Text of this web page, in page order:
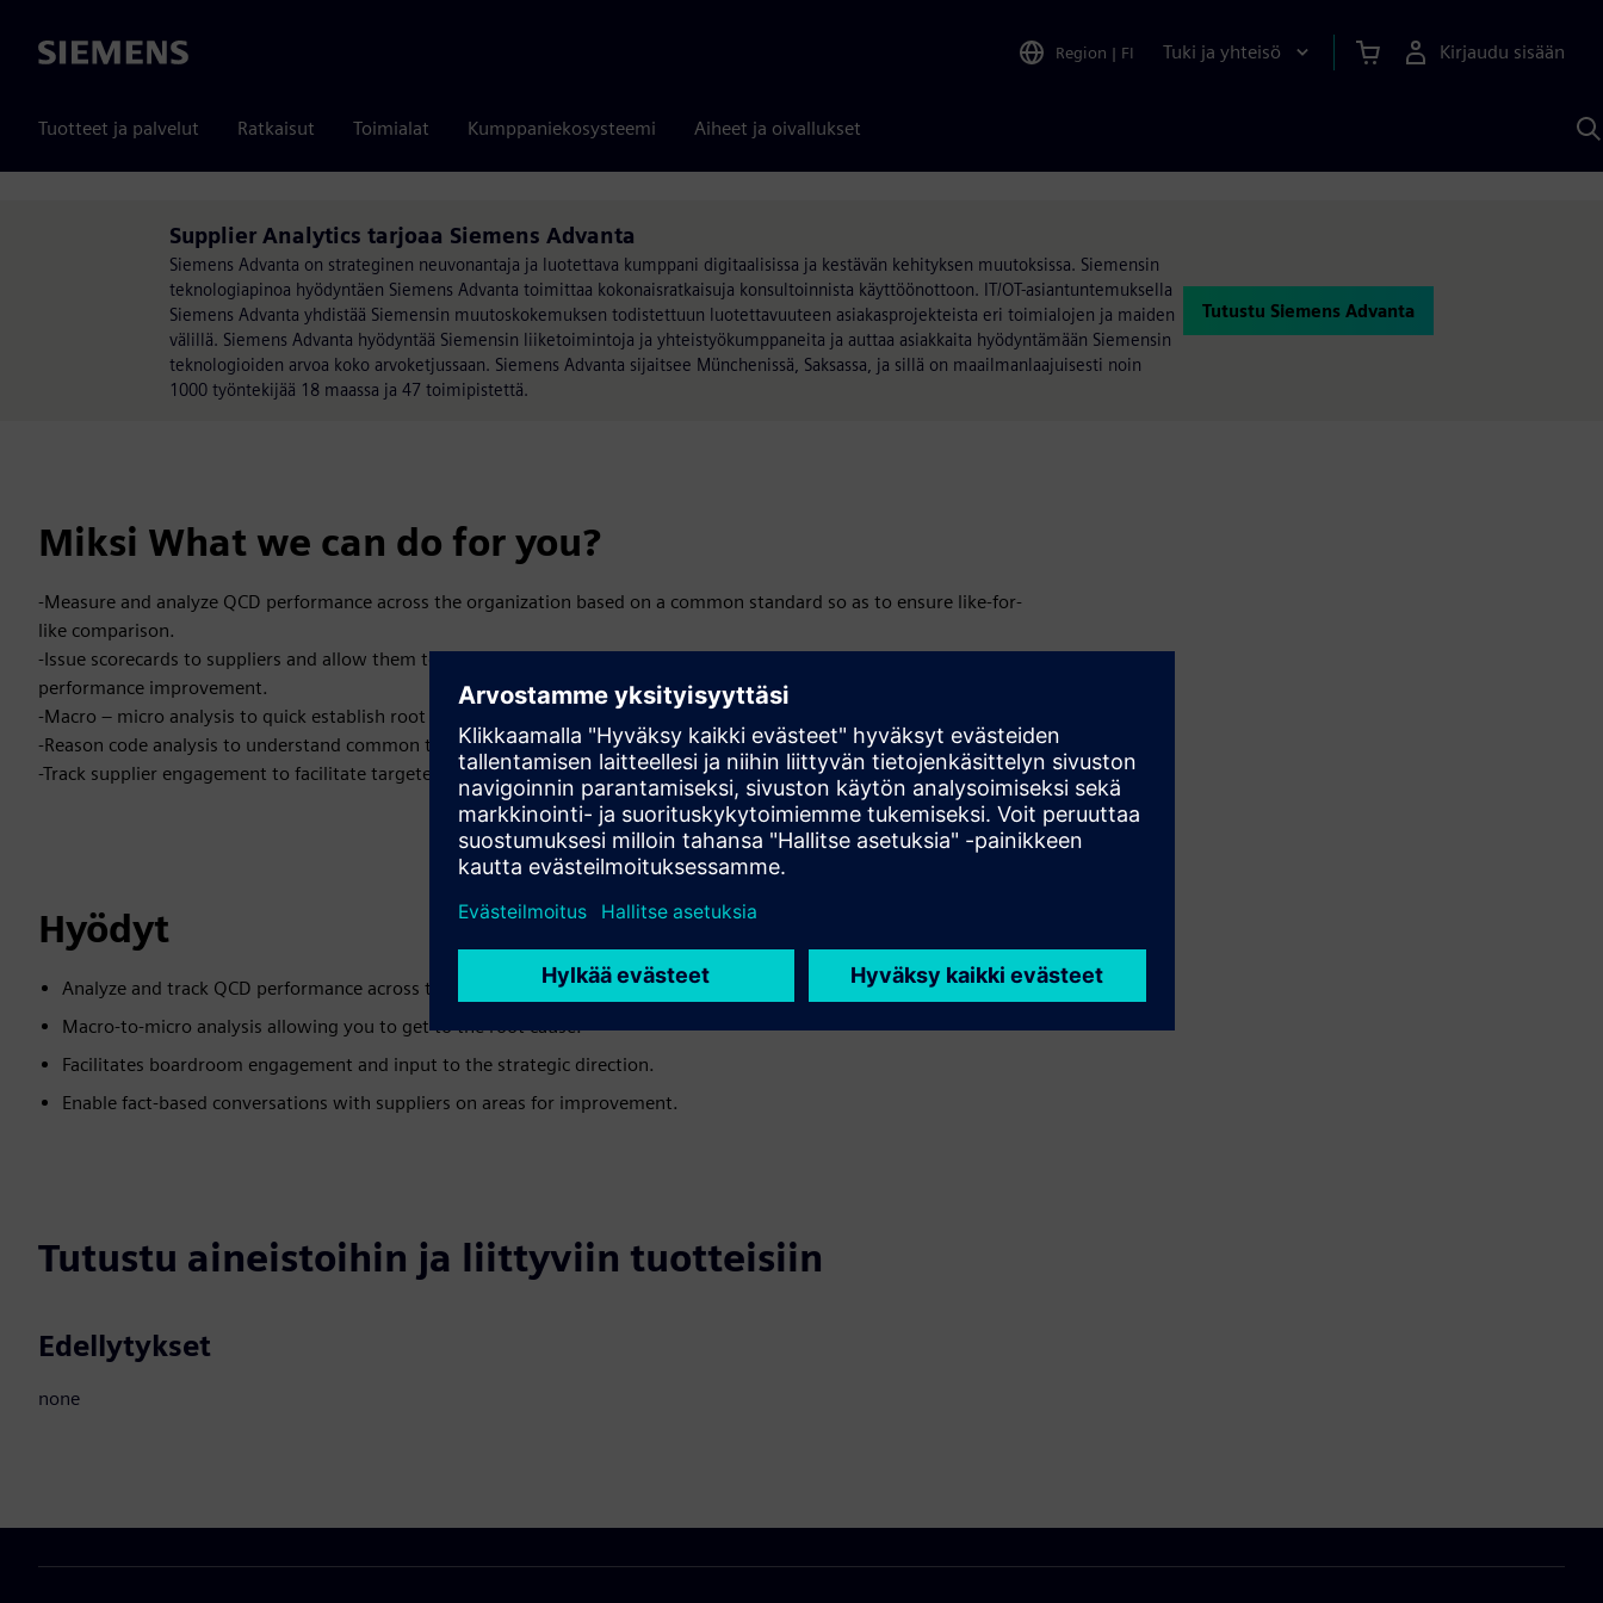
Siemens Region | FI Tuki ja yhteisö Kirjaudu sisään
Tuotteet ja palvelut Ratkaisut Toimialat Kumppaniekosysteemi Aiheet ja oivallukset
Supplier Analytics tarjoaa Siemens Advanta
Siemens Advanta on strateginen neuvonantaja ja luotettava kumppani digitaalisissa ja kestävän kehityksen muutoksissa. Siemensin
teknologiapinoa hyödyntäen Siemens Advanta toimittaa kokonaisratkaisuja konsultoinnista käyttöönottoon. IT/OT-asiantuntemuksella
Siemens Advanta yhdistää Siemensin muutoskokemuksen todistettuun luotettavuuteen asiakasprojekteista eri toimialojen ja maiden
välillä. Siemens Advanta hyödyntää Siemensin liiketoimintoja ja yhteistyökumppaneita ja auttaa asiakkaita hyödyntämään Siemensin
teknologioiden arvoa koko arvoketjussaan. Siemens Advanta sijaitsee Münchenissä, Saksassa, ja sillä on maailmanlaajuisesti noin
1000 työntekijää 18 maassa ja 47 toimipistettä.
Tutustu Siemens Advanta
Miksi What we can do for you?
-Measure and analyze QCD performance across the organization based on a common standard so as to ensure like-for-
like comparison.
-Issue scorecards to suppliers and allow them to challenge in order to improve data integrity and collaboration to drive
performance improvement.
-Macro – micro analysis to quick establish root cause.
-Reason code analysis to understand common themes driving poor performance.
-Track supplier engagement to facilitate targeted communication.
Hyödyt
Analyze and track QCD performance across the business.
Macro-to-micro analysis allowing you to get to the root cause.
Facilitates boardroom engagement and input to the strategic direction.
Enable fact-based conversations with suppliers on areas for improvement.
Tutustu aineistoihin ja liittyviin tuotteisiin
Edellytykset
none